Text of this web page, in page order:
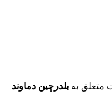
متعلق به بلدرچین دماوند